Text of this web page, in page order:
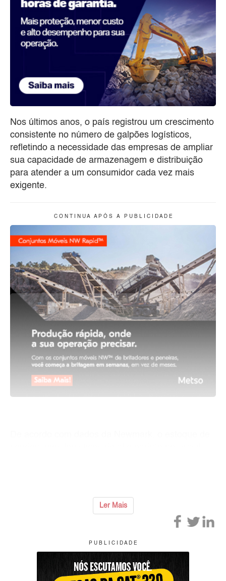
Nos últimos anos, o país registrou um crescimento
consistente no número de galpões logísticos,
refletindo a necessidade das empresas de ampliar
sua capacidade de armazenagem e distribuição
para atender a um consumidor cada vez mais
exigente.
C O N T I N U A A P Ó S A P U B L I C I D A D E
Ler Mais
P U B L I C I D A D E